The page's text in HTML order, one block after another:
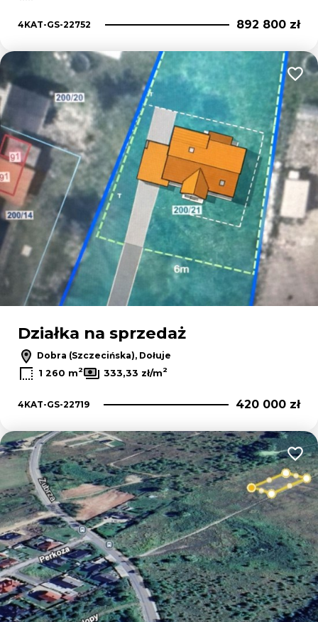
4KAT-GS-22752 892 800 zł
Działka na sprzedaż
Dobra (Szczecińska), Dołuje
1 260 m2 333,33 zł/m2
4KAT-GS-22719 420 000 zł